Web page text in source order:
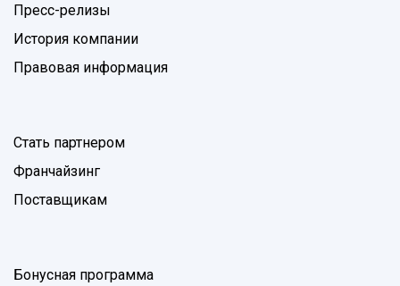
Пресс-релизы
История компании
Правовая информация
Стать партнером
Франчайзинг
Поставщикам
Бонусная программа